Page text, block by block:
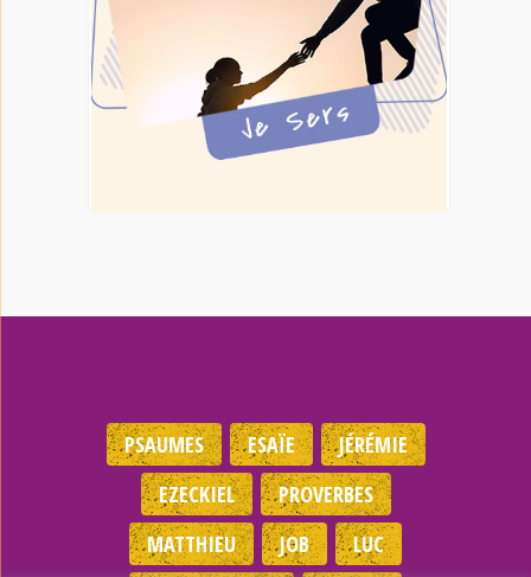
PSAUMES ESAÏE
JÉRÉMIE
EZECKIEL
PROVERBES
MATTHIEU
JOB LUC